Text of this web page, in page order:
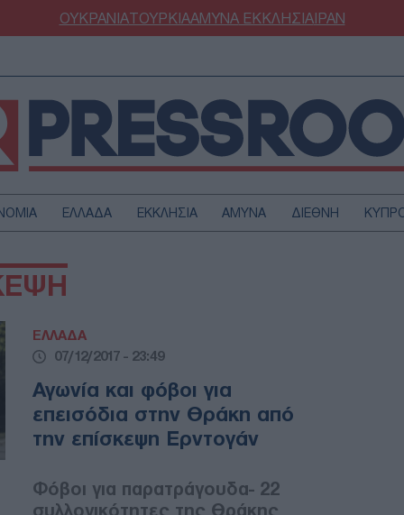
ΟΥΚΡΑΝΙΑΤΟΥΡΚΙΑΑΜΥΝΑΕΚΚΛΗΣΙΑΙΡΑΝ
ΕΛΛΑΔΑ ΕΚΚΛΗΣΙΑ ΑΜΥΝΑ ΔΙΕΘΝΗ
ΕΛΛΑΔΑ
07/12/2017 - 23:49
Αγωνία και φόβοι για
επεισόδια στην Θράκη από
την επίσκεψη Ερντογάν
Φόβοι για παρατράγουδα- 22
συλλογικότητες της Θράκης